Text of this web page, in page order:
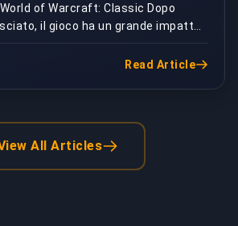
of Warcraft: Classic Dopo
il gioco ha un grande impatto
riguarda gli aggior...
Read Article
All Articles